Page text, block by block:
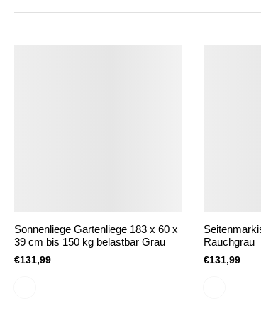
Sonnenliege Gartenliege 183 x 60 x
39 cm bis 150 kg belastbar Grau
€131,99
Rauchgrau
€131,99